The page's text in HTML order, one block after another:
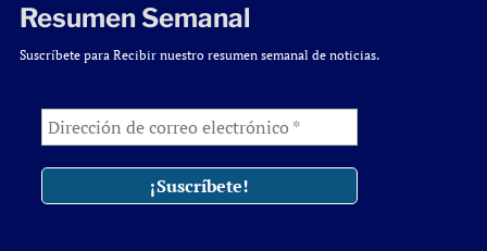
Resumen Semanal
Suscríbete para Recibir nuestro resumen semanal de noticias.